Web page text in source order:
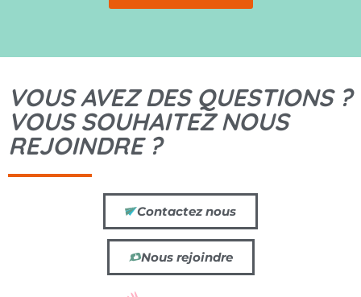
VOUS AVEZ DES QUESTIONS ?
VOUS SOUHAITEZ NOUS
REJOINDRE ?
Contactez nous
Nous rejoindre